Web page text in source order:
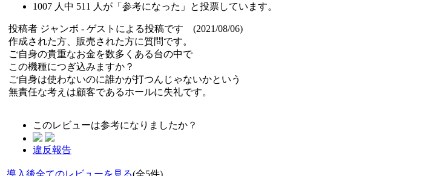
1007 人中 511 人が「参考になった」と投票しています。
投稿者 ジャンボ - ゲストによる投稿です (2021/08/06)
作成された方、販売された方に質問です。
ご自身の貴重なお金を数多くある台の中で
この機種につぎ込みますか？
ご自身は使わないのに誰かが打つんじゃないかという
無責任な考えは顧客であるホールに失礼です。
このレビューは参考になりましたか？
違反報告
導入後全てのレビューを見る(全5件)